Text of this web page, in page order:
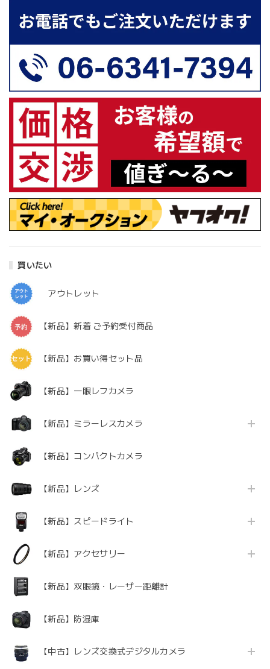
買いたい
アウトレット
【新品】新着 ご予約受付商品
【新品】お買い得セット品
【新品】一眼レフカメラ
【新品】ミラーレスカメラ
【新品】コンパクトカメラ
【新品】レンズ
【新品】スピードライト
【新品】アクセサリー
【新品】双眼鏡・レーザー距離計
【新品】防湿庫
【中古】レンズ交換式デジタルカメラ